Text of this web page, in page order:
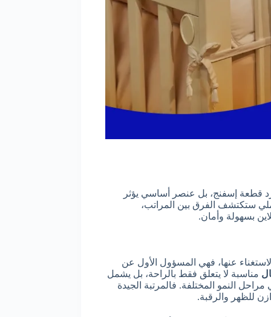
قطعة إسفنج، بل عنصر أساسي يؤثر
ستكتشف الفرق بين المراتب،
بسهولة وأمان.
عنها، فهي المسؤول الأول عن
مناسبة لا يتعلق فقط بالراحة، بل يشمل
النمو المختلفة. فالمرتبة الجيدة
للظهر والرقبة.